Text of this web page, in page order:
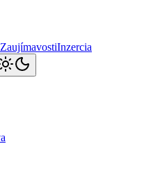
ZaujímavostiInzercia